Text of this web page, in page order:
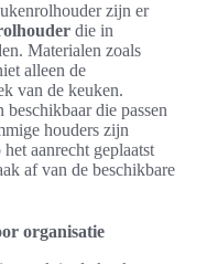
zijn er
die in
Materialen zoals
alleen de
van de keuken.
die passen
houders zijn
aanrecht geplaatst
af van de beschikbare
organisatie